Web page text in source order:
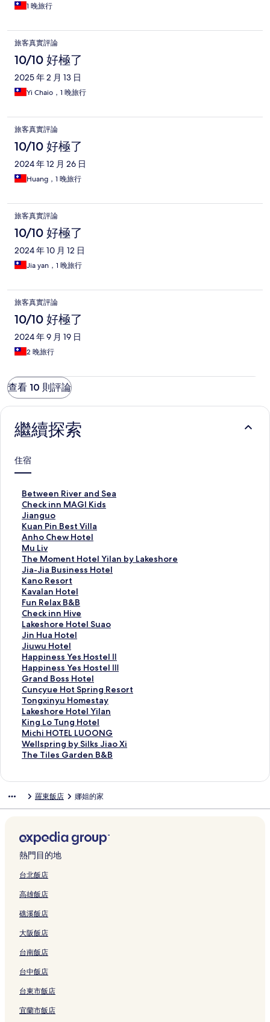
1 晚旅行
旅客真實評論
10/10 好極了
2025 年 2 月 13 日
Yi Chaio，1 晚旅行
旅客真實評論
10/10 好極了
2024 年 12 月 26 日
Huang，1 晚旅行
旅客真實評論
10/10 好極了
2024 年 10 月 12 日
Jia yan，1 晚旅行
旅客真實評論
10/10 好極了
2024 年 9 月 19 日
2 晚旅行
查看 10 則評論
繼續探索
住宿
Between River and Sea
B
e
t
w
e
e
n
R
i
v
e
r
a
n
d
S
e
a
的
連
結
Check inn MAGI Kids
C
h
e
c
k
i
n
n
M
A
G
I
K
i
d
s
的
連
結
Jianguo
J
i
a
n
g
u
o
的
連
結
Kuan Pin Best Villa
K
u
a
n
P
i
n
B
e
s
t
V
i
l
l
a
的
連
結
Anho Chew Hotel
A
n
h
o
C
h
e
w
H
o
t
e
l
的
連
結
Mu Liv
M
u
L
i
v
的
連
結
The Moment Hotel Yilan by Lakeshore
T
h
e
M
o
m
e
n
t
H
o
t
e
l
Y
i
l
a
n
k
h
o
r
e
連
Jia-Jia Business Hotel
J
i
a
-
J
i
a
B
u
s
i
n
e
s
s
H
o
t
連
結
Kano Resort
K
a
n
o
R
e
s
o
r
t
的
連
結
Kavalan Hotel
K
a
v
a
l
a
n
H
o
t
e
l
的
連
結
Fun Relax B&B
F
u
n
R
e
l
a
x
B
&
B
的
連
結
Check inn Hive
C
h
e
c
k
i
n
n
H
i
v
e
的
連
Lakeshore Hotel Suao
L
a
k
e
s
h
o
r
e
H
o
t
e
o
結
Jin Hua Hotel
J
i
n
H
u
a
H
o
t
e
l
的
Jiuwu Hotel
J
i
u
w
u
H
o
t
e
l
的
Happiness Yes Hostel Ⅱ
H
a
p
p
i
n
e
s
s
Y
s
l
Ⅱ
的
連
Happiness Yes Hostel Ⅲ
H
a
p
p
i
n
e
s
s
o
e
l
Ⅲ
的
結
Grand Boss Hotel
G
r
a
n
d
B
o
s
e
連
結
Cuncyue Hot Spring Resort
C
u
n
c
y
u
e
p
n
g
R
e
o
t
的
連
結
Tongxinyu Homestay
T
o
n
g
x
i
o
s
t
a
y
連
Lakeshore Hotel Yilan
L
a
k
e
s
H
e
l
Y
i
a
的
連
結
King Lo Tung Hotel
K
i
n
g
n
o
t
e
l
連
Michi HOTEL LUOONG
M
i
c
O
T
L
U
O
O
G
連
結
Wellspring by Silks Jiao Xi
W
e
r
g
b
y
S
l
s
J
i
a
X
的
連
結
The Tiles Garden B&B
T
l
G
a
r
d
n
&
B
的
連
羅東飯店 娜姐的家
熱門目的地
台北飯店
高雄飯店
礁溪飯店
大阪飯店
台南飯店
台中飯店
台東市飯店
宜蘭市飯店